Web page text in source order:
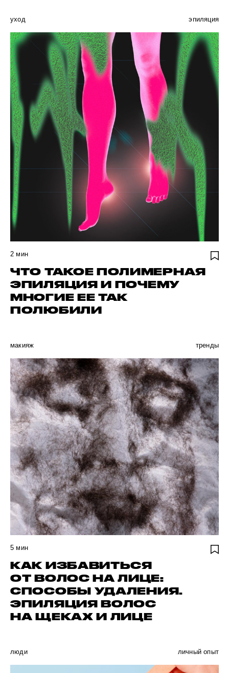
уход эпиляция
2 мин
ЧТО ТАКОЕ ПОЛИМЕРНАЯ
ЭПИЛЯЦИЯ И ПОЧЕМУ
МНОГИЕ ЕЕ ТАК
ПОЛЮБИЛИ
макияж тренды
5 мин
КАК ИЗБАВИТЬСЯ
ОТ ВОЛОС НА ЛИЦЕ:
СПОСОБЫ УДАЛЕНИЯ.
ЭПИЛЯЦИЯ ВОЛОС
НА ЩЕКАХ И ЛИЦЕ
люди личный опыт